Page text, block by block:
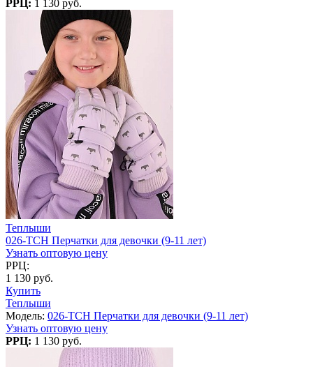
РРЦ: 1 130 руб.
Теплыши
026-TCH Перчатки для девочки (9-11 лет)
Узнать оптовую цену
РРЦ:
1 130 руб.
Купить
Теплыши
Модель: 026-TCH Перчатки для девочки (9-11 лет)
Узнать оптовую цену
РРЦ: 1 130 руб.